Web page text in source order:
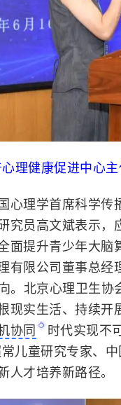
理健康促进中心
理学首席科学传
究员高文斌表示，
面提升青少年大脑
有限公司董事总经
。北京心理卫生协
现实生活、持续开
协同
时代实现不
儿童研究专家、
才培养新路径。